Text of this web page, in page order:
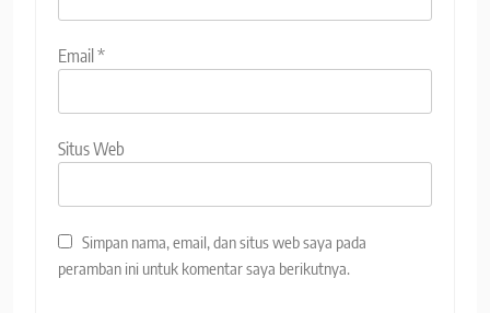
Email *
Situs Web
Simpan nama, email, dan situs web saya pada
peramban ini untuk komentar saya berikutnya.